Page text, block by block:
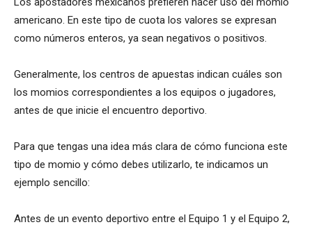
americano. En este tipo de cuota los valores se expresan
como números enteros, ya sean negativos o positivos.
Generalmente, los centros de apuestas indican cuáles son
los momios correspondientes a los equipos o jugadores,
antes de que inicie el encuentro deportivo.
Para que tengas una idea más clara de cómo funciona este
tipo de momio y cómo debes utilizarlo, te indicamos un
ejemplo sencillo:
Antes de un evento deportivo entre el Equipo 1 y el Equipo 2,